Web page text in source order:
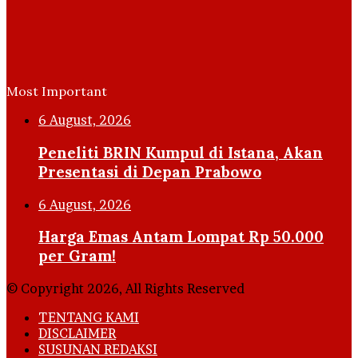
Most Important
6 August, 2026
Peneliti BRIN Kumpul di Istana, Akan
Presentasi di Depan Prabowo
6 August, 2026
Harga Emas Antam Lompat Rp 50.000
per Gram!
© Copyright 2026, All Rights Reserved
TENTANG KAMI
DISCLAIMER
SUSUNAN REDAKSI